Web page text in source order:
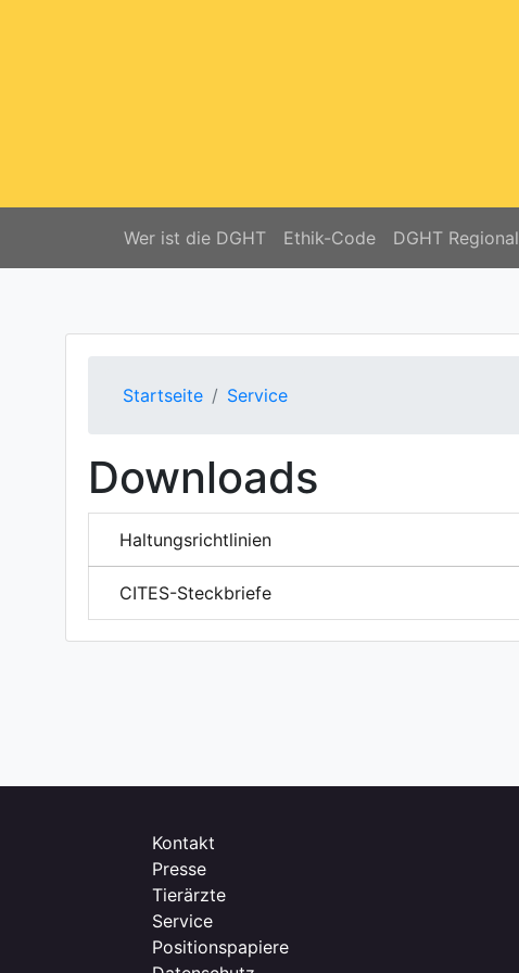
Wer ist die DGHT Ethik-Code DGHT Regional
Startseite Service
Downloads
Haltungsrichtlinien
CITES-Steckbriefe
Kontakt
Presse
Tierärzte
Service
Positionspapiere